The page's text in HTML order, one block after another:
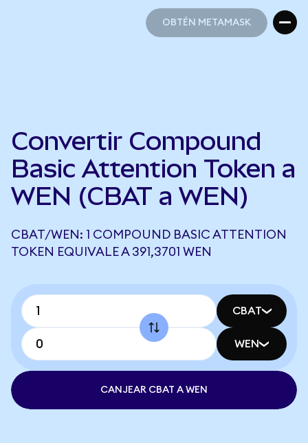
OBTÉN METAMASK
Convertir Compound
Basic Attention Token a
WEN (CBAT a WEN)
CBAT/WEN: 1 COMPOUND BASIC ATTENTION
TOKEN EQUIVALE A 391,3701 WEN
CBAT
WEN
CANJEAR CBAT A WEN